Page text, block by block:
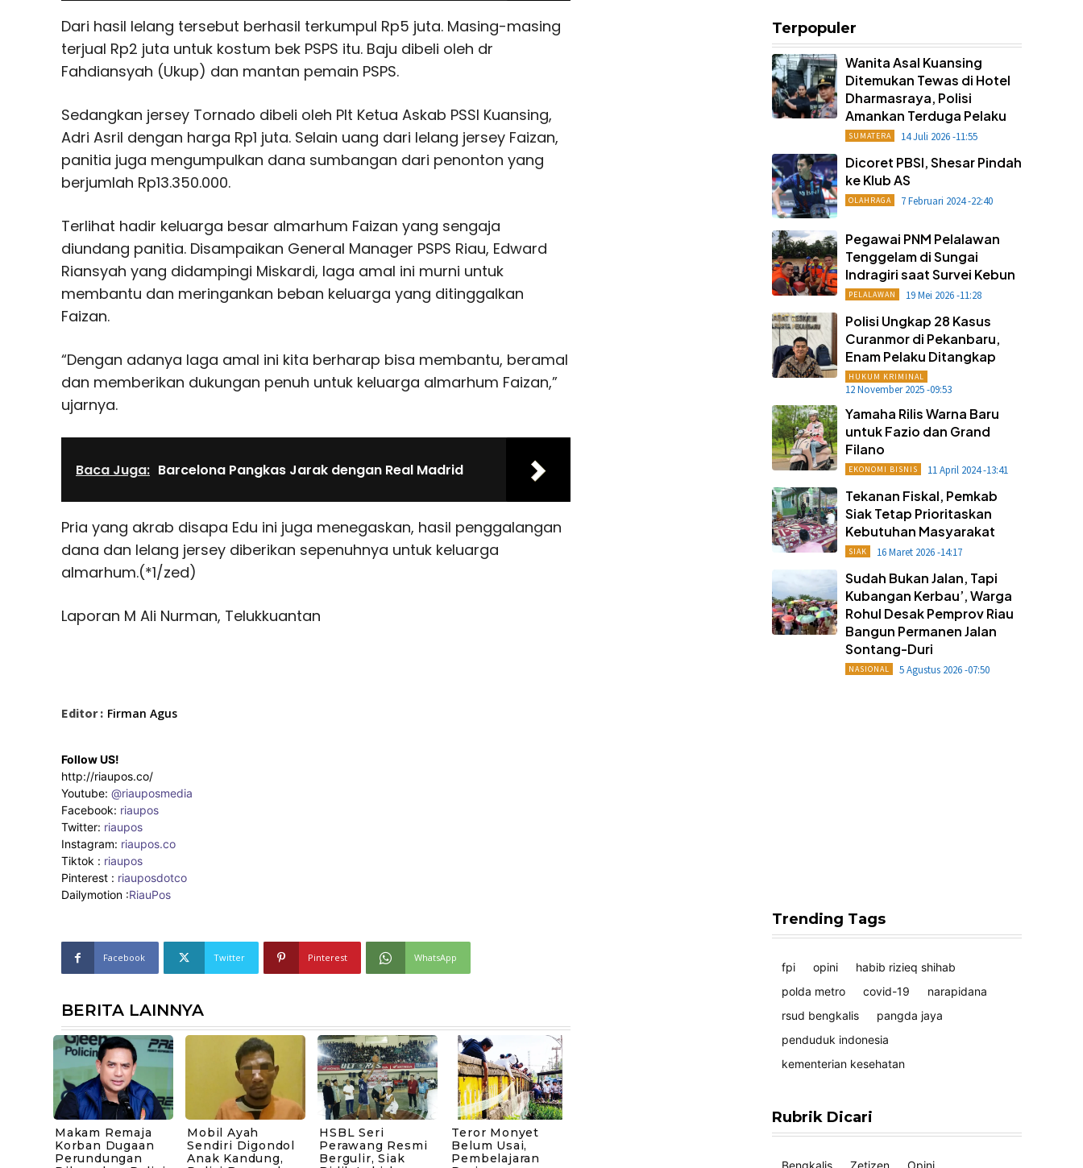
Dari hasil lelang tersebut berhasil terkumpul Rp5 juta. Masing-masing
terjual Rp2 juta untuk kostum bek PSPS itu. Baju dibeli oleh dr
Fahdiansyah (Ukup) dan mantan pemain PSPS.
Sedangkan jersey Tornado dibeli oleh Plt Ketua Askab PSSI Kuansing,
Adri Asril dengan harga Rp1 juta. Selain uang dari lelang jersey Faizan,
panitia juga mengumpulkan dana sumbangan dari penonton yang
berjumlah Rp13.350.000.
Terlihat hadir keluarga besar almarhum Faizan yang sengaja
diundang panitia. Disampaikan General Manager PSPS Riau, Edward
Riansyah yang didampingi Miskardi, laga amal ini murni untuk
membantu dan meringankan beban keluarga yang ditinggalkan
Faizan.
“Dengan adanya laga amal ini kita berharap bisa membantu, beramal
dan memberikan dukungan penuh untuk keluarga almarhum Faizan,”
ujarnya.
Baca Juga: Barcelona Pangkas Jarak dengan Real Madrid
Pria yang akrab disapa Edu ini juga menegaskan, hasil penggalangan
dana dan lelang jersey diberikan sepenuhnya untuk keluarga
almarhum.(*1/zed)
Laporan M Ali Nurman, Telukkuantan
Editor : Firman Agus
Follow US!
http://riaupos.co/
Youtube: @riauposmedia
Facebook: riaupos
Twitter: riaupos
Instagram: riaupos.co
Tiktok : riaupos
Pinterest : riauposdotco
Dailymotion :RiauPos
Facebook Twitter Pinterest WhatsApp
BERITA LAINNYA
Makam Remaja
Korban Dugaan
Perundungan
Mobil Ayah
Sendiri Digondol
Anak Kandung,
HSBL Seri
Perawang Resmi
Bergulir, Siak
Teror Monyet
Belum Usai,
Pembelajaran
Terpopuler
Wanita Asal Kuansing
Ditemukan Tewas di Hotel
Dharmasraya, Polisi
Amankan Terduga Pelaku
SUMATERA 14 Juli 2026 -11:55
Dicoret PBSI, Shesar Pindah
ke Klub AS
OLAHRAGA 7 Februari 2024 -22:40
Pegawai PNM Pelalawan
Tenggelam di Sungai
Indragiri saat Survei Kebun
PELALAWAN 19 Mei 2026 -11:28
Polisi Ungkap 28 Kasus
Curanmor di Pekanbaru,
Enam Pelaku Ditangkap
HUKUM KRIMINAL
12 November 2025 -09:53
Yamaha Rilis Warna Baru
untuk Fazio dan Grand
Filano
EKONOMI BISNIS 11 April 2024 -13:41
Tekanan Fiskal, Pemkab
Siak Tetap Prioritaskan
Kebutuhan Masyarakat
SIAK 16 Maret 2026 -14:17
Sudah Bukan Jalan, Tapi
Kubangan Kerbau’, Warga
Rohul Desak Pemprov Riau
Bangun Permanen Jalan
Sontang-Duri
NASIONAL 5 Agustus 2026 -07:50
Trending Tags
fpi opini
habib rizieq shihab
polda metro
covid-19
narapidana
rsud bengkalis
pangda jaya
penduduk indonesia
kementerian kesehatan
Rubrik Dicari